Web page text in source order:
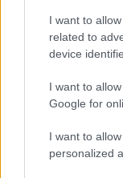
I want to
related to
device
I want to
Google for
I want to
personalized
sfida
Dominare e
accessori
I nostri orari
Trapani):
dalle 15:45 alle 19:30